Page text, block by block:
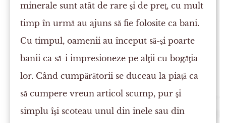
minerale sunt atât de rare şi de preţ, cu mult
timp în urmă au ajuns să fie folosite ca bani.
Cu timpul, oamenii au început să-şi poarte
banii ca să-i impresioneze pe alţii cu bogăţia
lor. Când cumpărătorii se duceau la piaţă ca
să cumpere vreun articol scump, pur şi
simplu îşi scoteau unul din inele sau din